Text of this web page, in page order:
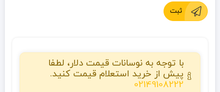
ثبت
با توجه به نوسانات قیمت دلار، لطفا
پیش از خرید استعلام قیمت کنید.
02149108222